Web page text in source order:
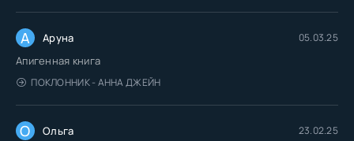
А Аруна 05.03.25
Апигенная книга
ПОКЛОННИК - АННА ДЖЕЙН
О Ольга 23.02.25